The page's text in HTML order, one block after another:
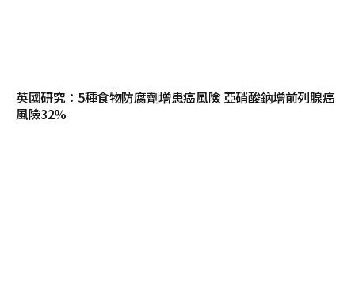
英國研究：5種食物防腐劑增患癌風險 亞硝酸鈉增前列腺癌
風險32%